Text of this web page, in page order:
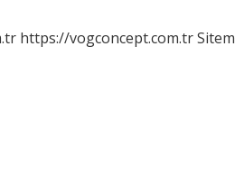
https://vogconcept.com.tr